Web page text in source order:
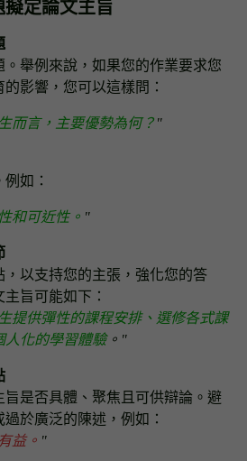
定論文主旨
。舉例來說，如果您的作業要求您
影響，您可以這樣問：
而言，主要優勢為何？ "
如：
和可近性。 "
，以支持您的主張，強化您的答
旨可能如下：
提供彈性的課程安排、選修各式課
人化的學習體驗。"
旨是否具體、聚焦且可供辯論。避
於廣泛的陳述，例如：
益。 "